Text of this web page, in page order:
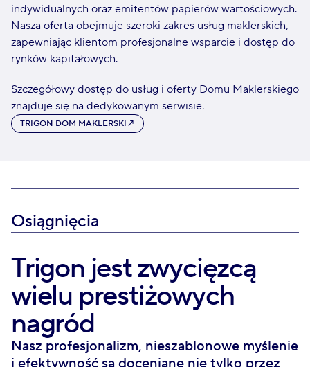
indywidualnych oraz emitentów papierów wartościowych.
Nasza oferta obejmuje szeroki zakres usług maklerskich,
zapewniając klientom profesjonalne wsparcie i dostęp do
rynków kapitałowych.
Szczegółowy dostęp do usług i oferty Domu Maklerskiego
znajduje się na dedykowanym serwisie.
TRIGON DOM MAKLERSKI ↗
Osiągnięcia
Trigon jest zwycięzcą
wielu prestiżowych
nagród
Nasz profesjonalizm, nieszablonowe myślenie
i efektywność są doceniane nie tylko przez